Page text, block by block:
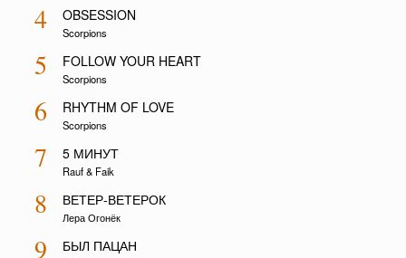
4 OBSESSION
Scorpions
5 FOLLOW YOUR HEART
Scorpions
6 RHYTHM OF LOVE
Scorpions
7 5 МИНУТ
Rauf & Faik
8 ВЕТЕР-ВЕТЕРОК
Лера Огонёк
9 БЫЛ ПАЦАН